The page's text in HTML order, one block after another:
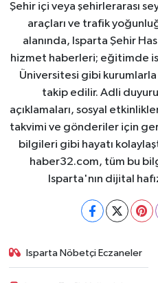
Şehir içi veya şehirlerarası
araçları ve trafik
alanında, Isparta Şehir
hizmet haberleri; eğitimde
Üniversitesi gibi
takip edilir. Adli
açıklamaları, sosyal
takvimi ve gönderiler için
bilgileri gibi hayatı
haber32.com, tüm bu
Isparta'nın dijital
Isparta Nöbetçi Eczaneler